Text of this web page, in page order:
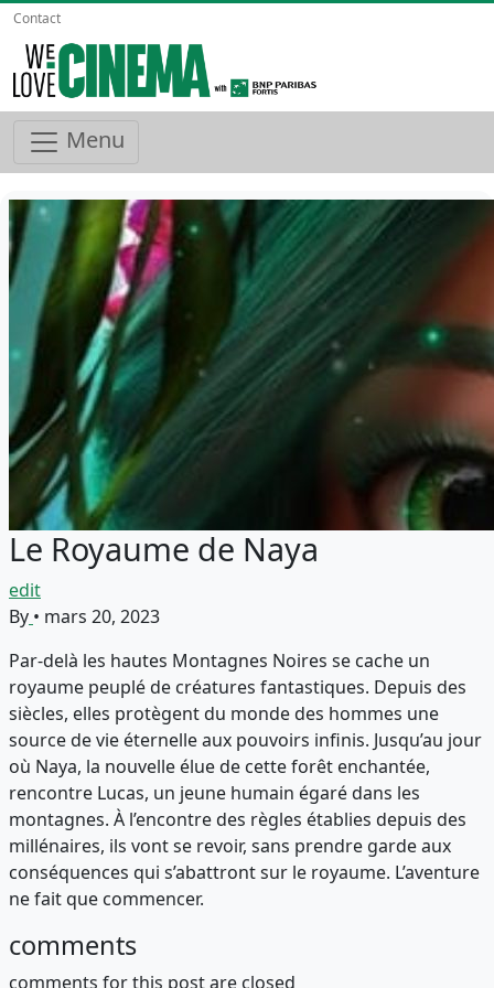
Contact
Menu
Le Royaume de Naya
edit
By • mars 20, 2023
Par-delà les hautes Montagnes Noires se cache un
royaume peuplé de créatures fantastiques. Depuis des
siècles, elles protègent du monde des hommes une
source de vie éternelle aux pouvoirs infinis. Jusqu’au jour
où Naya, la nouvelle élue de cette forêt enchantée,
rencontre Lucas, un jeune humain égaré dans les
montagnes. À l’encontre des règles établies depuis des
millénaires, ils vont se revoir, sans prendre garde aux
conséquences qui s’abattront sur le royaume. L’aventure
ne fait que commencer.
comments
comments for this post are closed